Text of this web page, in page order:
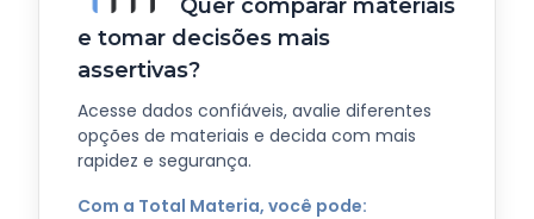
Quer comparar materiais
e tomar decisões mais
assertivas?
Acesse dados confiáveis, avalie diferentes
opções de materiais e decida com mais
rapidez e segurança.
Com a Total Materia, você pode: